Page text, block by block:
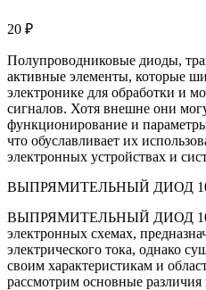
20 ₽
Полупроводниковые диоды,
активные элементы, которые
электронике для обработки и
сигналов. Хотя внешне они
функционирование и
что обуславливает их
электронных устройствах и
ВЫПРЯМИТЕЛЬНЫЙ ДИОД
ВЫПРЯМИТЕЛЬНЫЙ ДИОД
электронных схемах,
электрического тока, однако
своим характеристикам и
рассмотрим основные